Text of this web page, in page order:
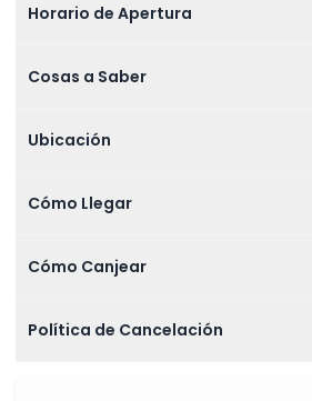
Horario de Apertura
Cosas a Saber
Ubicación
Cómo Llegar
Cómo Canjear
Política de Cancelación